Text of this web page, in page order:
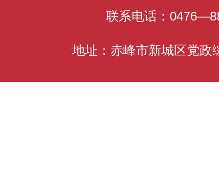
联系电话：
地址：赤峰市新城区党政